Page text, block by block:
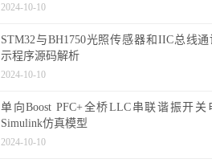
2024-10-10
STM32与BH1750光照传感器和IIC总线
示程序源码解析
2024-10-10
单向Boost PFC+全桥LLC串联谐振开关
Simulink仿真模型
2024-10-10